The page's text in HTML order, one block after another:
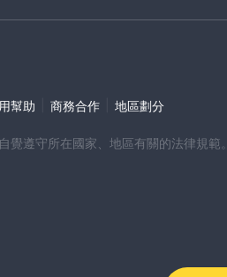
幫助 商務合作 地區劃分
遵守所在國家、地區有關的法律規範。